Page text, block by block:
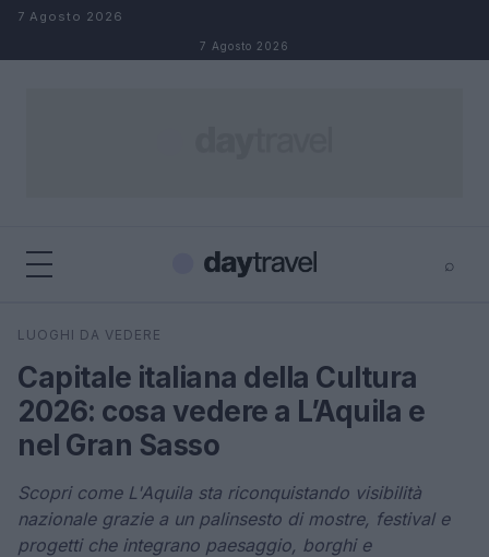
Salta al contenuto
7 Agosto 2026
7 Agosto 2026
⌕
Cerca
LUOGHI DA VEDERE
Capitale italiana della Cultura
2026: cosa vedere a L’Aquila e
nel Gran Sasso
Scopri come L'Aquila sta riconquistando visibilità
nazionale grazie a un palinsesto di mostre, festival e
progetti che integrano paesaggio, borghi e